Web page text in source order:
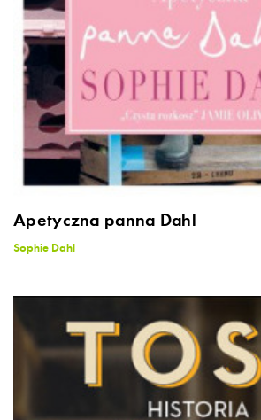
Apetyczna panna Dahl
Sophie Dahl